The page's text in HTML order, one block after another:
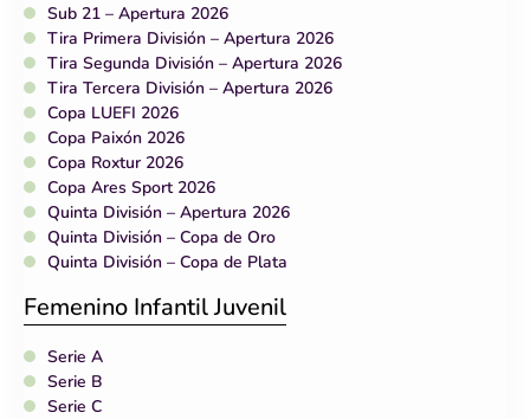
Sub 21 – Apertura 2026
Tira Primera División – Apertura 2026
Tira Segunda División – Apertura 2026
Tira Tercera División – Apertura 2026
Copa LUEFI 2026
Copa Paixón 2026
Copa Roxtur 2026
Copa Ares Sport 2026
Quinta División – Apertura 2026
Quinta División – Copa de Oro
Quinta División – Copa de Plata
Femenino Infantil Juvenil
Serie A
Serie B
Serie C